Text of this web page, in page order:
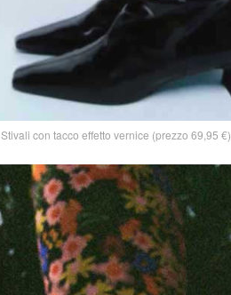
Stivali con tacco effetto vernice (prezzo 69,95 €)